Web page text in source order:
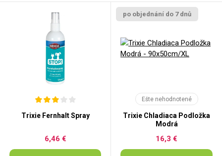
Trixie Fernhalt Spray
6,46 €
po objednání do 7 dnů
Ešte nehodnotené
Trixie Chladiaca Podložka
Modrá
16,3 €